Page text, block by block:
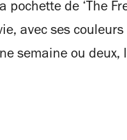
de ‘The
avec ses couleurs
semaine ou deux,